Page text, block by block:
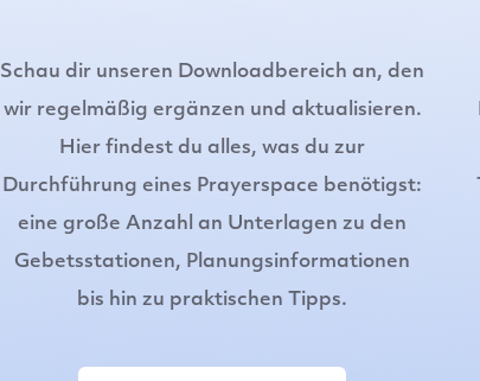
Schau dir unseren Downloadbereich an, den
wir regelmäßig ergänzen und aktualisieren.
Hier findest du alles, was du zur
Durchführung eines Prayerspace benötigst:
eine große Anzahl an Unterlagen zu den
Gebetsstationen, Planungsinformationen
bis hin zu praktischen Tipps.